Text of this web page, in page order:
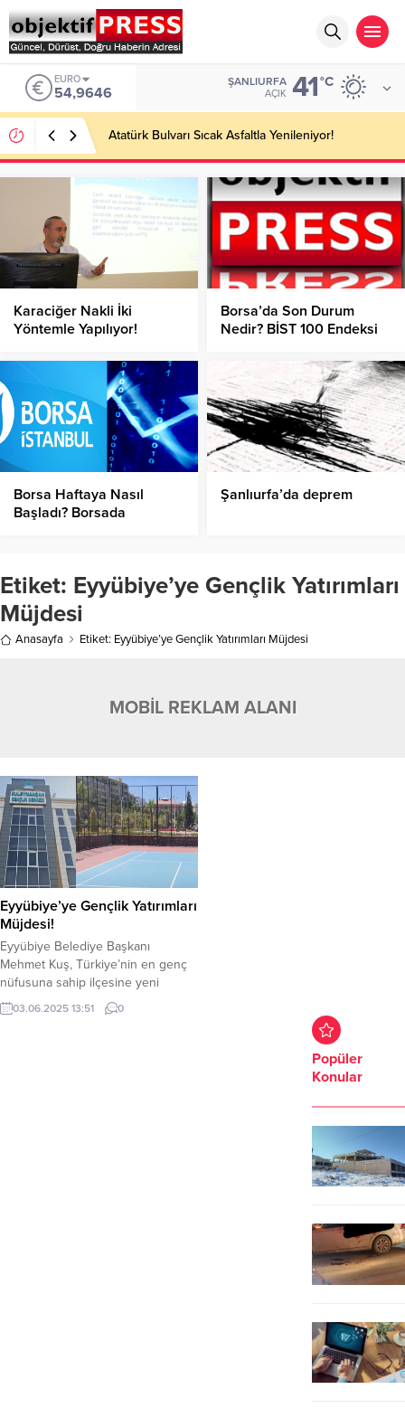
EURO
54,9646
ŞANLIURFA
AÇIK 41°C
Atatürk Bulvarı Sıcak Asfaltla Yenileniyor!
Karaciğer Nakli İki
Yöntemle Yapılıyor!
Borsa’da Son Durum
Nedir? BİST 100 Endeksi
Borsa Haftaya Nasıl
Başladı? Borsada
Şanlıurfa’da deprem
Etiket: Eyyübiye’ye Gençlik Yatırımları
Müjdesi
Anasayfa Etiket: Eyyübiye’ye Gençlik Yatırımları Müjdesi
MOBİL REKLAM ALANI
Eyyübiye’ye Gençlik Yatırımları
Müjdesi!
Eyyübiye Belediye Başkanı
Mehmet Kuş, Türkiye’nin en genç
nüfusuna sahip ilçesine yeni
yatırımların müjdesini verdi. Başkan
Kuş, Eyyübiye’ye 1 gençlik kampı,
03.06.2025 13:51 0
Popüler
Konular